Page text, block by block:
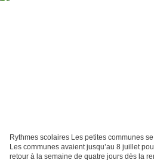
Rythmes scolaires Les petites communes
Les communes avaient jusqu’au 8 juillet
retour à la semaine de quatre jours dès la